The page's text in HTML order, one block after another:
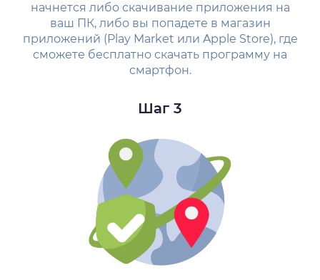
начнется либо скачивание приложения на
ваш ПК, либо вы попадете в магазин
приложений (Play Market или Apple Store), где
сможете бесплатно скачать программу на
смартфон.
Шаг 3